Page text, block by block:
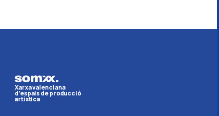
Xarxa valenciana
d’espais de producció
artística